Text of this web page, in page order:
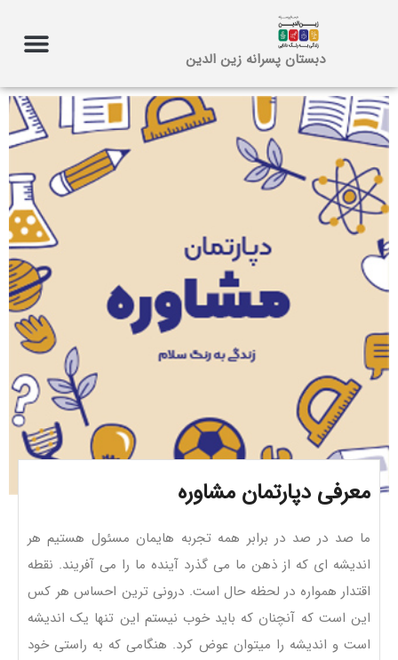
دبستان پسرانه زین الدین
معرفی دپارتمان مشاوره
ما صد در صد در برابر همه تجربه هایمان مسئول هستیم هر
اندیشه ای که از ذهن ما می گذرد آینده ما را می آفریند. نقطه
اقتدار همواره در لحظه حال است. درونی ترین احساس هر کس
این است که آنچنان که باید خوب نیستم این تنها یک اندیشه
است و اندیشه را میتوان عوض کرد. هنگامی که به راستی خود